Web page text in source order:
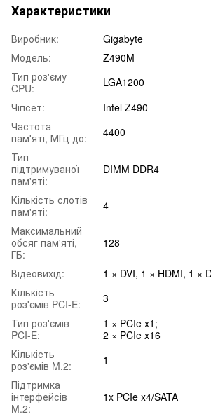
Характеристики
Виробник:
Gigabyte
Модель:
Z490M
Тип роз'єму
CPU:
LGA1200
Чіпсет:
Intel Z490
Частота
пам'яті, МГц до:
4400
Тип
підтримуваної
пам'яті:
DIMM DDR4
Кількість слотів
пам'яті:
4
Максимальний
обсяг пам'яті,
ГБ:
128
Відеовихід:
1 × DVI, 1 × HDMI, 1 ×
Кількість
роз'ємів PCI-E:
3
Тип роз'ємів
PCI-E:
1 × PCIe x1;
2 × PCIe x16
Кількість
роз'ємів M.2:
1
Підтримка
інтерфейсів
M.2:
1x PCIe x4/SATA